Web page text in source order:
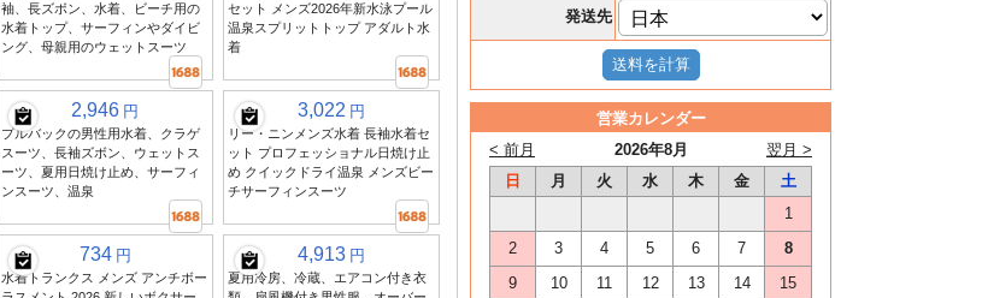
袖、長ズボン、水着、ビーチ用の
水着トップ、サーフィンやダイビ
ング、母親用のウェットスーツ
セット メンズ2026年新水泳プール
温泉スプリットトップ アダルト水
着
2,946 円
プルバックの男性用水着、クラゲ
スーツ、長袖ズボン、ウェットス
ーツ、夏用日焼け止め、サーフィ
ンスーツ、温泉
3,022 円
リー・ニンメンズ水着 長袖水着セ
ット プロフェッショナル日焼け止
め クイックドライ温泉 メンズビー
チサーフィンスーツ
734 円
水着トランクス メンズ アンチボー
4,913 円
夏用冷房、冷蔵、エアコン付き衣
発送先
営業カレンダー
2026年8月
< 前月
翌月 >
日
月 火 水 木 金
土
1
2
3 4 5 6 7
8
9
10 11 12 13 14
15